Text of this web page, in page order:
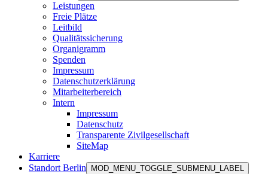
Leistungen
Freie Plätze
Leitbild
Qualitätssicherung
Organigramm
Spenden
Impressum
Datenschutzerklärung
Mitarbeiterbereich
Intern
Impressum
Datenschutz
Transparente Zivilgesellschaft
SiteMap
Karriere
Standort Berlin
MOD_MENU_TOGGLE_SUBMENU_LABEL